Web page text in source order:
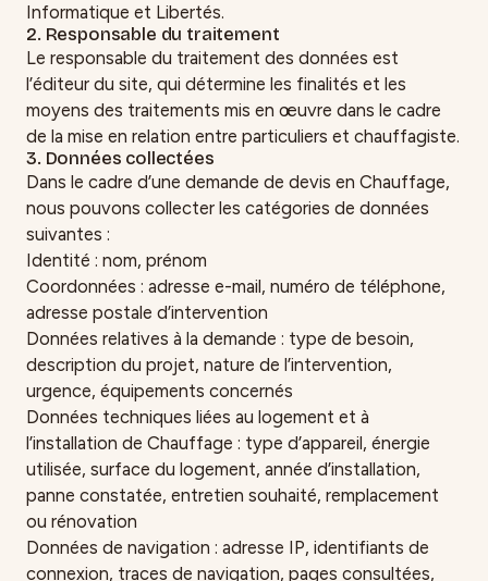
Informatique et Libertés.
2. Responsable du traitement
Le responsable du traitement des données est
l’éditeur du site, qui détermine les finalités et les
moyens des traitements mis en œuvre dans le cadre
de la mise en relation entre particuliers et chauffagiste.
3. Données collectées
Dans le cadre d’une demande de devis en Chauffage,
nous pouvons collecter les catégories de données
suivantes :
Identité : nom, prénom
Coordonnées : adresse e-mail, numéro de téléphone,
adresse postale d’intervention
Données relatives à la demande : type de besoin,
description du projet, nature de l’intervention,
urgence, équipements concernés
Données techniques liées au logement et à
l’installation de Chauffage : type d’appareil, énergie
utilisée, surface du logement, année d’installation,
panne constatée, entretien souhaité, remplacement
ou rénovation
Données de navigation : adresse IP, identifiants de
connexion, traces de navigation, pages consultées,